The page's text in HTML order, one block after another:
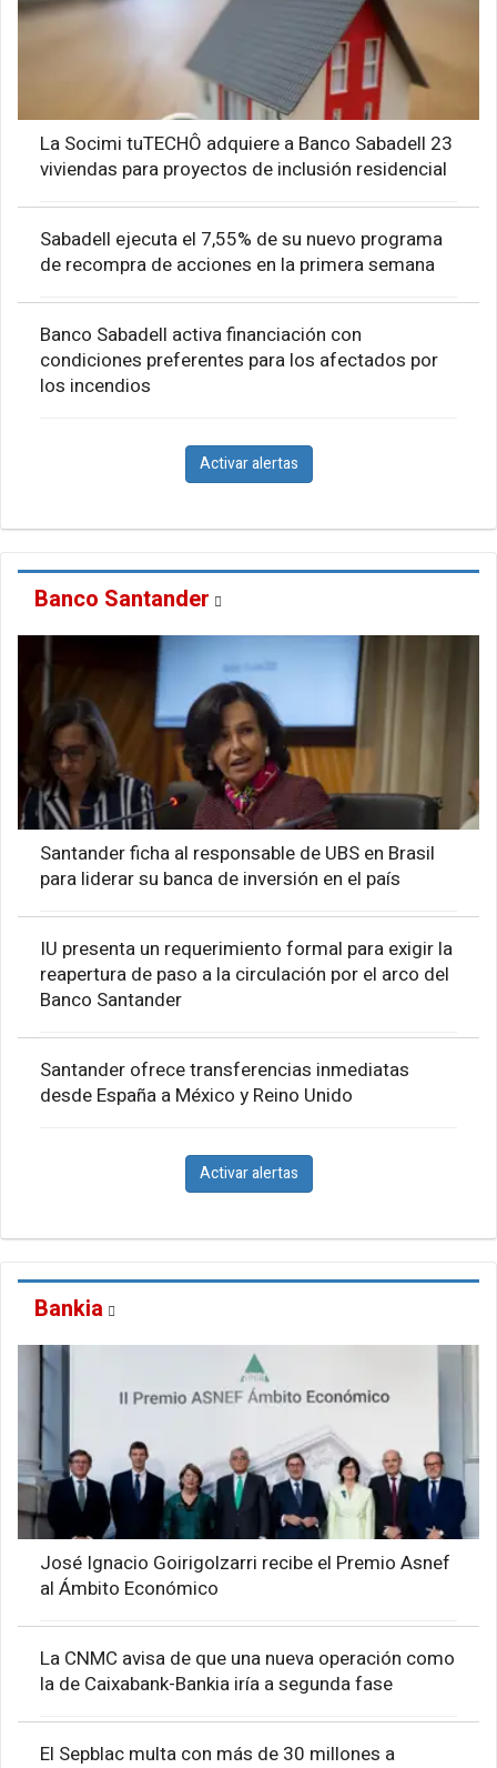
La Socimi tuTECHÔ adquiere a Banco Sabadell 23
viviendas para proyectos de inclusión residencial
Sabadell ejecuta el 7,55% de su nuevo programa
de recompra de acciones en la primera semana
Banco Sabadell activa financiación con
condiciones preferentes para los afectados por
los incendios
Activar alertas
Banco Santander
Santander ficha al responsable de UBS en Brasil
para liderar su banca de inversión en el país
IU presenta un requerimiento formal para exigir la
reapertura de paso a la circulación por el arco del
Banco Santander
Santander ofrece transferencias inmediatas
desde España a México y Reino Unido
Activar alertas
Bankia
José Ignacio Goirigolzarri recibe el Premio Asnef
al Ámbito Económico
La CNMC avisa de que una nueva operación como
la de Caixabank-Bankia iría a segunda fase
El Sepblac multa con más de 30 millones a